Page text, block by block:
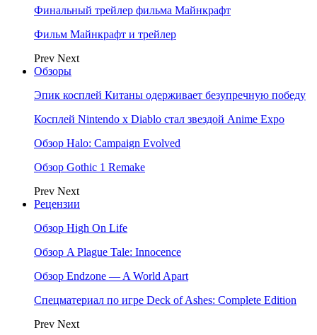
Финальный трейлер фильма Майнкрафт
Фильм Майнкрафт и трейлер
Prev Next
Обзоры
Эпик косплей Китаны одерживает безупречную победу
Косплей Nintendo x Diablo стал звездой Anime Expo
Обзор Halo: Campaign Evolved
Обзор Gothic 1 Remake
Prev Next
Рецензии
Обзор High On Life
Обзор A Plague Tale: Innocence
Обзор Endzone — A World Apart
Спецматериал по игре Deck of Ashes: Complete Edition
Prev Next